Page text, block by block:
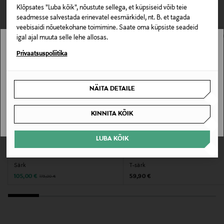
Klõpsates "Luba kõik", nõustute sellega, et küpsiseid võib teie
seadmesse salvestada erinevatel eesmärkidel, nt. B. et tagada
veebisaidi nõuetekohane toimimine. Saate oma küpsiste seadeid
igal ajal muuta selle lehe allosas.
Privaatsuspoliitika
NÄITA DETAILE
KINNITA KÕIK
LUBA KÕIK
Materjal
96% puuvill, 4% elastaan
CARVIN
Tootjamaa
PORTUGAL
VAATASID KA
Särk
Discounted Price
105,00 € Original Price
175,00 €
T-särk
Original Price
59,90 €
Stockmann pole Sinu riigis saadaval.
SAAN ARU